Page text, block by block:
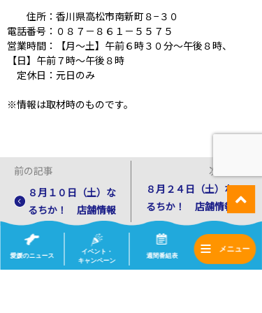
住所：香川県高松市南新町８−３０
電話番号：０８７－８６１－５５７５
営業時間：【月～土】午前６時３０分～午後８時、
【日】午前７時～午後８時
定休日：元日のみ
※情報は取材時のものです。
前の記事
８月１０日（土）な
るちか！ 店舗情報
次の記事
８月２４日（土）な
るちか！ 店舗情報
一覧へ
愛媛のニュース
イベント・
キャンペーン
週間番組表